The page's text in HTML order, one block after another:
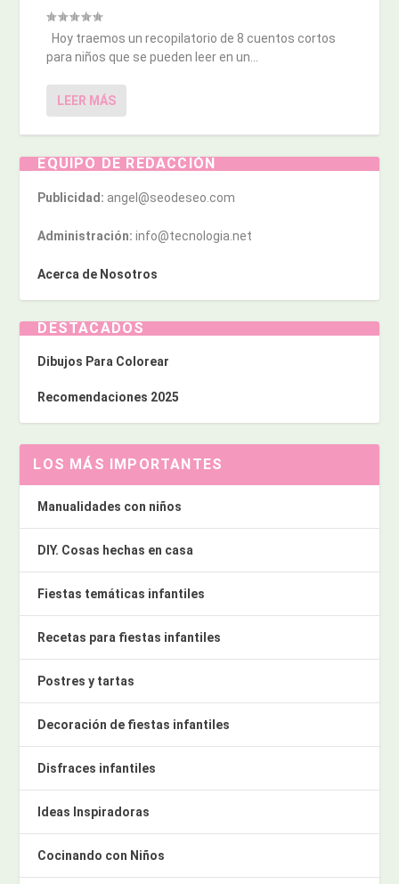
Hoy traemos un recopilatorio de 8 cuentos cortos
para niños que se pueden leer en un...
LEER MÁS
EQUIPO DE REDACCIÓN
Publicidad: angel@seodeseo.com
Administración: info@tecnologia.net
Acerca de Nosotros
DESTACADOS
Dibujos Para Colorear
Recomendaciones 2025
LOS MÁS IMPORTANTES
Manualidades con niños
DIY. Cosas hechas en casa
Fiestas temáticas infantiles
Recetas para fiestas infantiles
Postres y tartas
Decoración de fiestas infantiles
Disfraces infantiles
Ideas Inspiradoras
Cocinando con Niños